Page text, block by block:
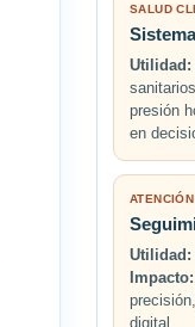
SALUD
Utilidad:
presión
en
Utilidad:
Impacto:
digital.